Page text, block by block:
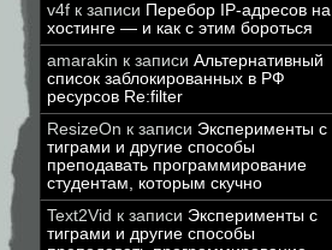
v4f к записи Перебор IP-адресов на
хостинге — и как с этим бороться
amarakin к записи Альтернативный
список заблокированных в РФ
ресурсов Re:filter
ResizeOn к записи Эксперименты с
тиграми и другие способы
преподавать программирование
студентам, которым скучно
Text2Vid к записи Эксперименты с
тиграми и другие способы